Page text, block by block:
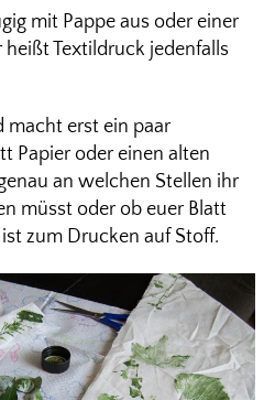
mit Pappe aus oder einer
heißt Textildruck jedenfalls
macht erst ein paar
Papier oder einen alten
an welchen Stellen ihr
müsst oder ob euer Blatt
zum Drucken auf Stoff.